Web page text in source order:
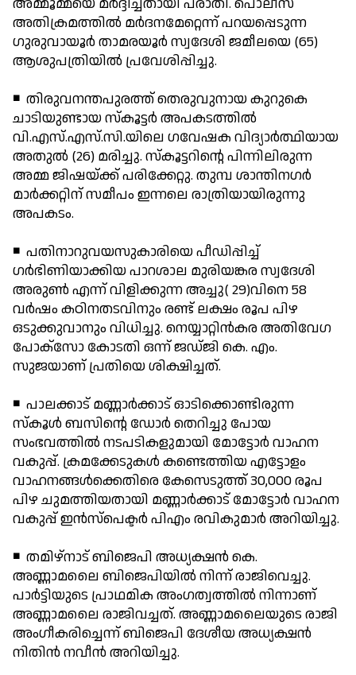
അതിക്രമത്തില്‍ മര്‍ദനമേറ്റെന്ന് പറയപ്പെടുന്ന
ഗുരുവായൂര്‍ താമരയൂര്‍ സ്വദേശി ജമീലയെ (65)
ആശുപത്രിയില്‍ പ്രവേശിപ്പിച്ചു.
◾ തിരുവനന്തപുരത്ത് തെരുവുനായ കുറുകെ
ചാടിയുണ്ടായ സ്‌കൂട്ടര്‍ അപകടത്തില്‍
വി.എസ്.എസ്.സി.യിലെ ഗവേഷക വിദ്യാര്‍ത്ഥിയായ
അതുല്‍ (26) മരിച്ചു. സ്‌കൂട്ടറിന്റെ പിന്നിലിരുന്ന
അമ്മ ജിഷയ്ക്ക് പരിക്കേറ്റു. തുമ്പ ശാന്തിനഗര്‍
മാര്‍ക്കറ്റിന് സമീപം ഇന്നലെ രാത്രിയായിരുന്നു
അപകടം.
◾ പതിനാറുവയസുകാരിയെ പീഡിപ്പിച്ച്
ഗര്‍ഭിണിയാക്കിയ പാറശാല മുരിയങ്കര സ്വദേശി
അരുണ്‍ എന്ന് വിളിക്കുന്ന അച്ചു( 29)വിനെ 58
വര്‍ഷം കഠിനതടവിനും രണ്ട് ലക്ഷം രൂപ പിഴ
ഒടുക്കുവാനും വിധിച്ചു. നെയ്യാറ്റിന്‍കര അതിവേഗ
പോക്സോ കോടതി ഒന്ന് ജഡ്ജി കെ. എം.
സുജയാണ് പ്രതിയെ ശിക്ഷിച്ചത്.
◾ പാലക്കാട് മണ്ണാര്‍ക്കാട് ഓടിക്കൊണ്ടിരുന്ന
സ്‌കൂള്‍ ബസിന്റെ ഡോര്‍ തെറിച്ചു പോയ
സംഭവത്തില്‍ നടപടികളുമായി മോട്ടോര്‍ വാഹന
വകുപ്പ്. ക്രമക്കേടുകള്‍ കണ്ടെത്തിയ എട്ടോളം
വാഹനങ്ങള്‍ക്കെതിരെ കേസെടുത്ത് 30,000 രൂപ
പിഴ ചുമത്തിയതായി മണ്ണാര്‍ക്കാട് മോട്ടോര്‍ വാഹന
വകുപ്പ് ഇന്‍സ്പെക്ടര്‍ പിഎം രവികുമാര്‍ അറിയിച്ചു.
◾ തമിഴ്നാട് ബിജെപി അധ്യക്ഷന്‍ കെ.
അണ്ണാമലൈ ബിജെപിയില്‍ നിന്ന് രാജിവെച്ചു.
പാര്‍ട്ടിയുടെ പ്രാഥമിക അംഗത്വത്തില്‍ നിന്നാണ്
അണ്ണാമലൈ രാജിവച്ചത്. അണ്ണാമലൈയുടെ രാജി
അംഗീകരിച്ചെന്ന് ബിജെപി ദേശീയ അധ്യക്ഷന്‍
നിതിന്‍ നവീന്‍ അറിയിച്ചു.